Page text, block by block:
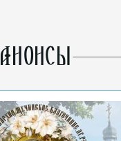
AНОНСЫ